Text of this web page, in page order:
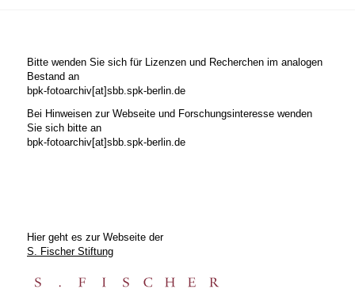
Bitte wenden Sie sich für Lizenzen und Recherchen im analogen
Bestand an
bpk-fotoarchiv[at]sbb.spk-berlin.de
Bei Hinweisen zur Webseite und Forschungsinteresse wenden
Sie sich bitte an
bpk-fotoarchiv[at]sbb.spk-berlin.de
Hier geht es zur Webseite der
S. Fischer Stiftung